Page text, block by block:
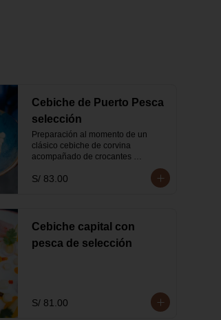
Cebiche de Puerto Pesca
selección
Preparación al momento de un
clásico cebiche de corvina
acompañado de crocantes
S/ 83.00
Cebiche capital con
pesca de selección
S/ 81.00